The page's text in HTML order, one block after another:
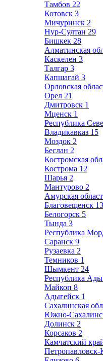
Тамбов 22
Котовск 3
Мичуринск 2
Нур-Султан 29
Бишкек 28
Алматинская
Каскелен 3
Талгар 3
Капшагай 3
Орловская
Орел 21
Дмитровск 1
Мценск 1
Республика
Владикавказ 15
Моздок 2
Беслан 2
Костромская
Кострома 12
Шарья 2
Мантурово 2
Амурская
Благовещенск 13
Белогорск 5
Тында 3
Республика
Саранск 9
Рузаевка 2
Темников 1
Шымкент 24
Республика
Майкоп 8
Адыгейск 1
Сахалинская
Южно-
Долинск 2
Корсаков 2
Камчатский
Петропавловск-